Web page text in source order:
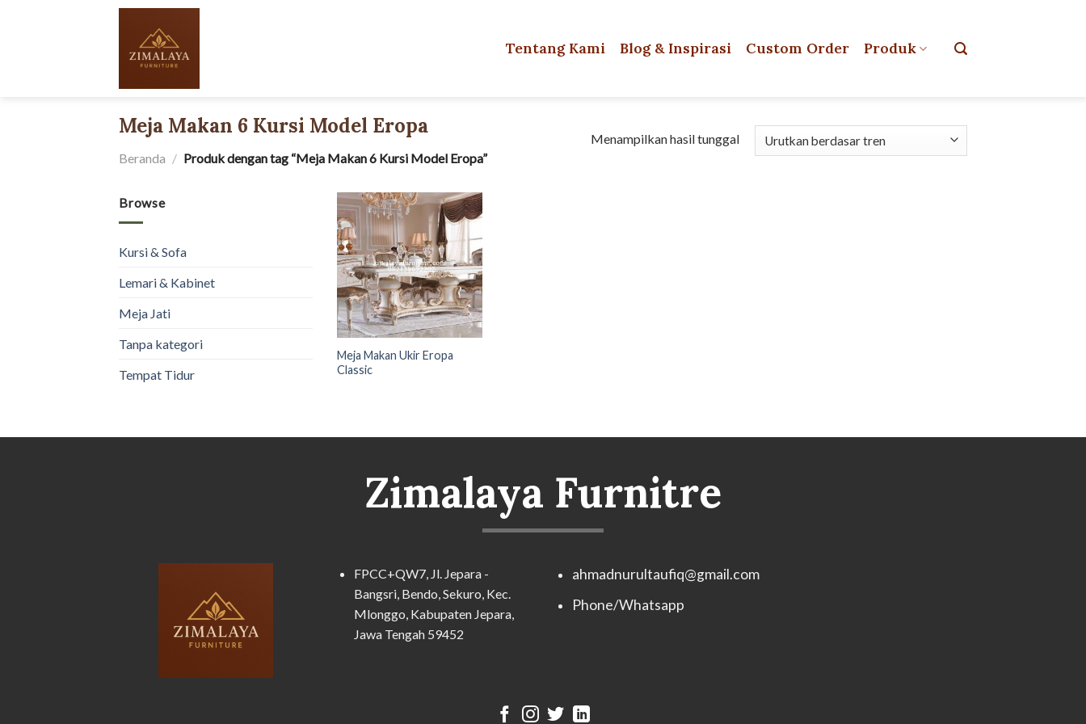
Tentang Kami Blog & Inspirasi Custom Order Produk
Meja Makan 6 Kursi Model Eropa
Beranda / Produk dengan tag “Meja Makan 6 Kursi Model Eropa”
Menampilkan hasil tunggal
Browse
Kursi & Sofa
Lemari & Kabinet
Meja Jati
Tanpa kategori
Tempat Tidur
Meja Makan Ukir Eropa
Classic
Zimalaya Furnitre
FPCC+QW7, Jl. Jepara -
Bangsri, Bendo, Sekuro, Kec.
Mlonggo, Kabupaten Jepara,
Jawa Tengah 59452
ahmadnurultaufiq@gmail.com
Phone/Whatsapp